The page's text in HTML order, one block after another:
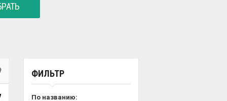
ФИЛЬТР
По названию: